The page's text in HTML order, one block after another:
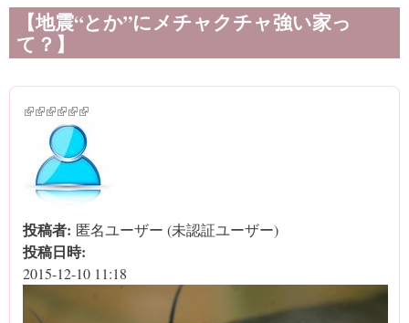
【地震“とか”にメチャクチャ強い家っ
て？】
(link is external)
(link is external)
(link is external)
(link is external)
(link is external)
(link is external)
投稿者: 匿名ユーザー (未認証ユーザー)
投稿日時:
2015-12-10 11:18